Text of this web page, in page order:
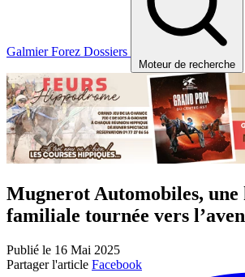
GalmierForez Dossiers
Moteur de recherche
Mugnerot Automobiles, une
familiale tournée vers
Publié le 16 Mai 2025
Partager l'article Facebook